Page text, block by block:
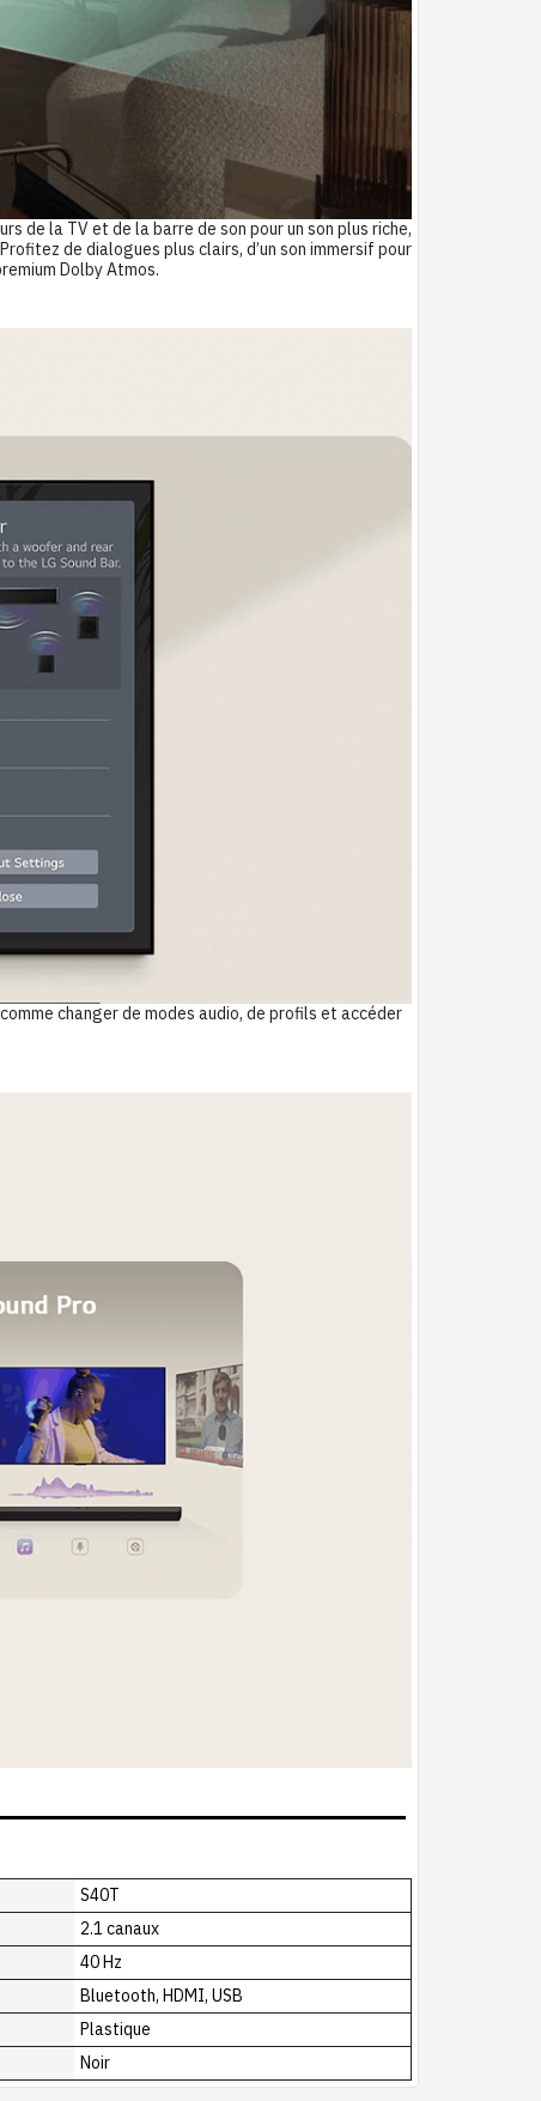
de la TV et de la barre de son pour un son plus riche,
de dialogues plus clairs, d’un son immersif pour
Dolby Atmos.
changer de modes audio, de profils et accéder
S40T
2.1 canaux
40 Hz
Bluetooth, HDMI, USB
Plastique
Noir